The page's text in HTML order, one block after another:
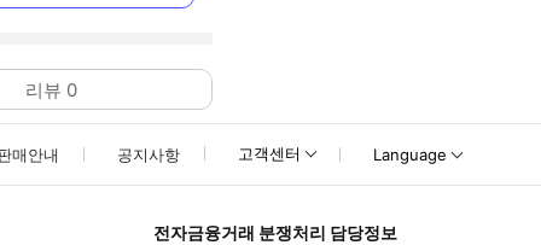
리뷰 0
매안내 공지사항 고객센터 Language
전자금융거래 분쟁처리 담당정보